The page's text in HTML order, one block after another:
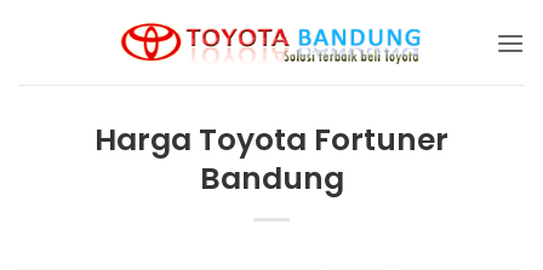
Harga Toyota Fortuner
Bandung